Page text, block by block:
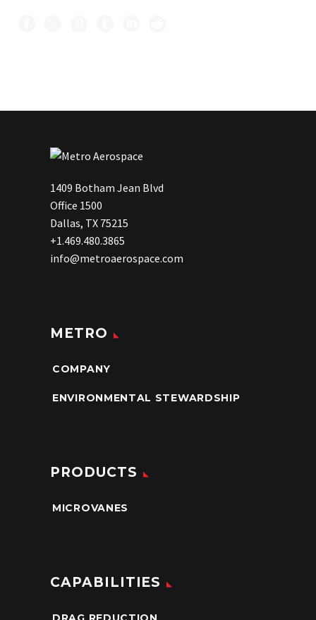
1409 Botham Jean Blvd
Office 1500
Dallas, TX 75215
+1.469.480.3865
info@metroaerospace.com
METRO
COMPANY
ENVIRONMENTAL STEWARDSHIP
PRODUCTS
MICROVANES
CAPABILITIES